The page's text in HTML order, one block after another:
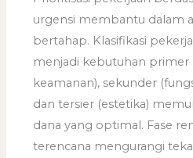
urgensi membantu dalam
bertahap. Klasifikasi
menjadi kebutuhan primer
keamanan), sekunder
dan tersier (estetika)
dana yang optimal. Fase
terencana mengurangi